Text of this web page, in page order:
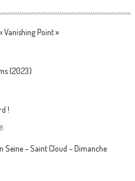
Vanishing Point »
(2023)
!
Seine – Saint Cloud – Dimanche